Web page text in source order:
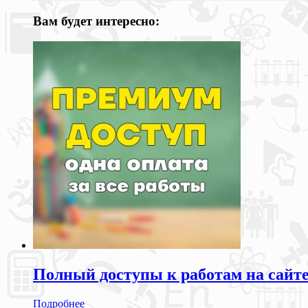
Вам будет интересно:
Полный доступы к работам на
Подробнее